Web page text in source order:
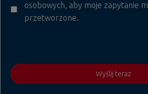
osobowych, aby moje zapytanie
przetworzone.
Wyślij teraz